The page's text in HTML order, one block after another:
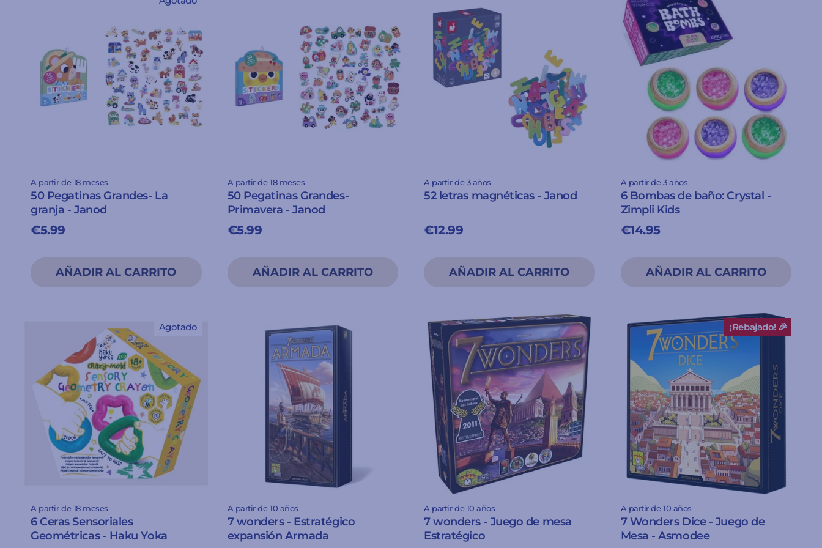
A partir de 18 meses
50 Pegatinas Grandes- La
granja - Janod
€5.99
A partir de 18 meses
50 Pegatinas Grandes-
Primavera - Janod
€5.99
A partir de 3 años
52 letras magnéticas - Janod
€12.99
A partir de 3 años
6 Bombas de baño: Crystal -
Zimpli Kids
€14.95
Agotado
A partir de 18 meses
6 Ceras Sensoriales
Geométricas - Haku Yoka
A partir de 10 años
7 wonders - Estratégico
expansión Armada
A partir de 10 años
7 wonders - Juego de mesa
Estratégico
¡Rebajado! 🎉
A partir de 10 años
7 Wonders Dice - Juego de
Mesa - Asmodee